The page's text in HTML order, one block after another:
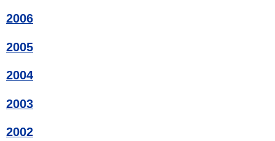
2006
2005
2004
2003
2002